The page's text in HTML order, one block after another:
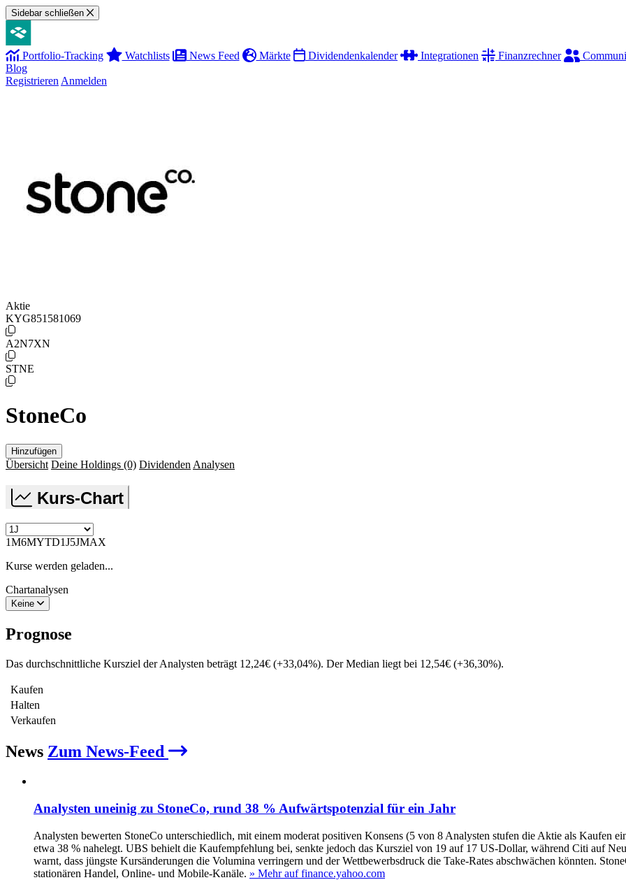
Sidebar schließen
Portfolio-Tracking Watchlists News Feed Märkte Dividendenkalender Integrationen Finanzrechner
Blog
Registrieren Anmelden
Aktie
KYG851581069
A2N7XN
STNE
StoneCo
Hinzufügen
Übersicht Deine Holdings (0) Dividenden Analysen
Kurs-Chart
1M6MYTD1J5JMAX
Kurse werden geladen...
Chartanalysen
Keine
Prognose
Das durchschnittliche Kursziel der Analysten beträgt 12,24€ (+33,04%). Der Median liegt bei 12,54€ (+36,30%).
Kaufen
Halten
Verkaufen
News Zum News-Feed
Analysten uneinig zu StoneCo, rund 38 % Aufwärtspotenzial für ein Jahr
Analysten bewerten StoneCo unterschiedlich, mit einem moderat positiven Konsens (5 von 8 Analysten stufen die Aktie als Kaufen
etwa 38 % nahelegt. UBS behielt die Kaufempfehlung bei, senkte jedoch das Kursziel von 19 auf 17 US-Dollar, während Citi auf
warnt, dass jüngste Kursänderungen die Volumina verringern und der Wettbewerbsdruck die Take‑Rates abschwächen könnten.
stationären Handel, Online‑ und Mobile‑Kanäle. » Mehr auf finance.yahoo.com